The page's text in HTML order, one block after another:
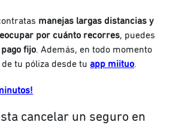
manejas largas distancias y
por cuánto recorres, puedes
fijo. Además, en todo momento
tu póliza desde tu app miituo.
cancelar un seguro en